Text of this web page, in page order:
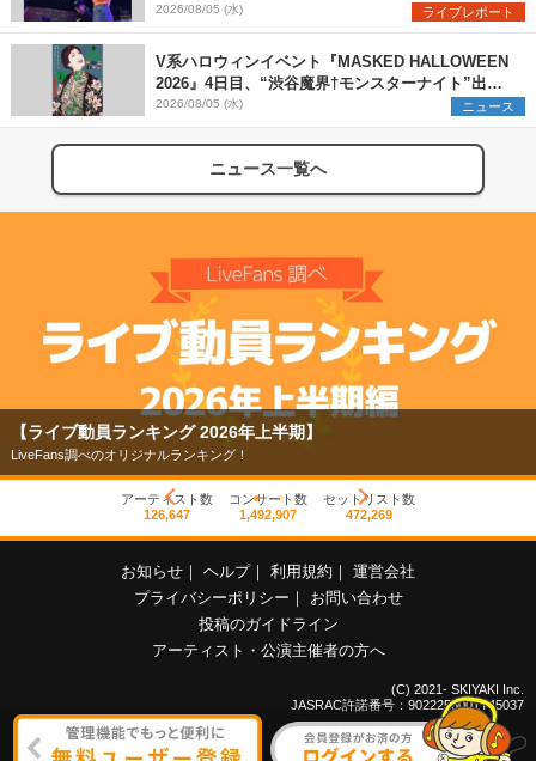
2026/08/05 (水) ライブレポート
V系ハロウィンイベント『MASKED HALLOWEEN
2026』4日目、“渋谷魔界†モンスターナイト”出演6
組を発表
2026/08/05 (水) ニュース
ニュース一覧へ
【ライブ動員ランキング 2026年上半期】
LiveFans調べのオリジナルランキング！
アーティスト数
126,647
コンサート数
1,492,907
セットリスト数
472,269
お知らせ ｜ ヘルプ｜ 利用規約 ｜ 運営会社
プライバシーポリシー ｜
お問い合わせ
投稿のガイドライン
アーティスト・公演主催者の方へ
(C) 2021- SKIYAKI Inc.
JASRAC許諾番号：9022255001Y45037